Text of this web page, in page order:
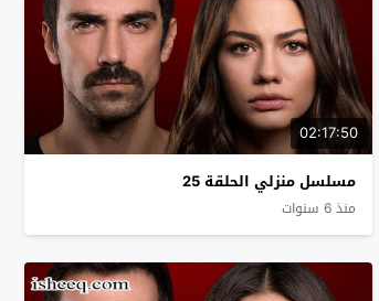
02:17:50
مسلسل منزلي الحلقة 25
منذ 6 سنوات